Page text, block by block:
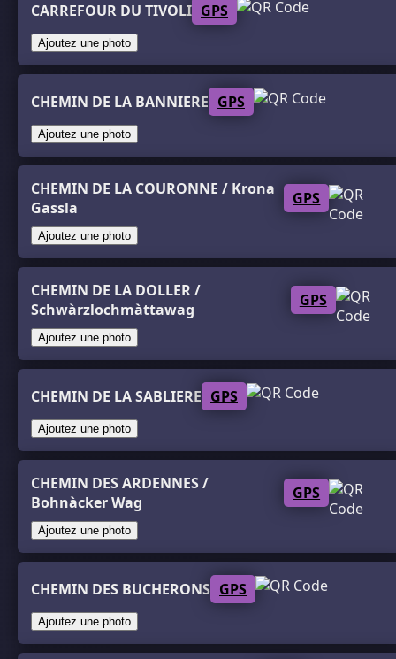
CARREFOUR DU TIVOLI GPS
Ajoutez une photo
CHEMIN DE LA BANNIERE GPS
Ajoutez une photo
CHEMIN DE LA COURONNE / Krona
Gassla
GPS
Ajoutez une photo
CHEMIN DE LA DOLLER /
Schwàrzlochmàttawag
GPS
Ajoutez une photo
CHEMIN DE LA SABLIERE GPS
Ajoutez une photo
CHEMIN DES ARDENNES /
Bohnàcker Wag
GPS
Ajoutez une photo
CHEMIN DES BUCHERONS GPS
Ajoutez une photo